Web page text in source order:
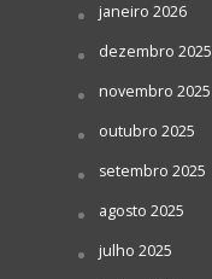
janeiro 2026
dezembro 2025
novembro 2025
outubro 2025
setembro 2025
agosto 2025
julho 2025